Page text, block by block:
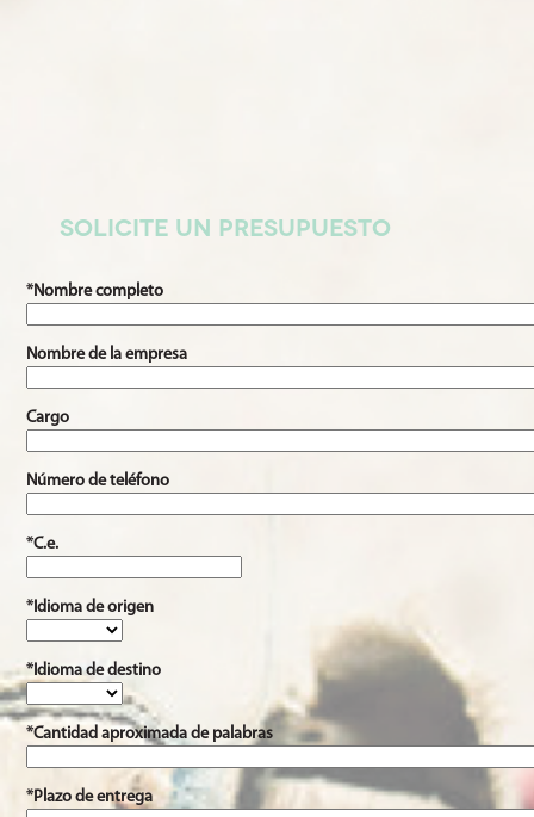
SOLICITE UN PRESUPUESTO
*Nombre completo
Nombre de la empresa
Cargo
Número de teléfono
*C.e.
*Idioma de origen
*Idioma de destino
*Cantidad aproximada de palabras
*Plazo de entrega